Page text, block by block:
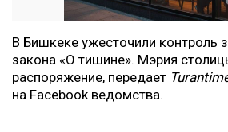
В Бишкеке ужесточили контроль
закона «О тишине». Мэрия
распоряжение, передает
на Facebookведомства.